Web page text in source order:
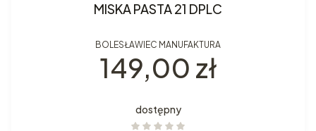
MISKA PASTA 21 DPLC
BOLESŁAWIEC MANUFAKTURA
Cena
149,00 zł
dostępny